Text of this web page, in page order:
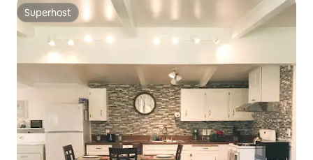
Superhost
Superhost